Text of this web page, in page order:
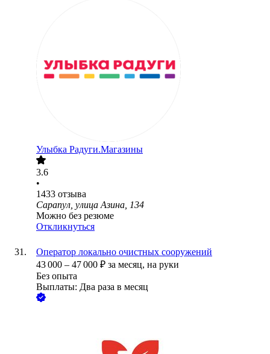
Улыбка Радуги.Магазины
3.6
•
1433 отзыва
Сарапул, улица Азина, 134
Можно без резюме
Откликнуться
Оператор локально очистных сооружений
43 000 – 47 000 ₽ за месяц, на руки
Без опыта
Выплаты: Два раза в месяц